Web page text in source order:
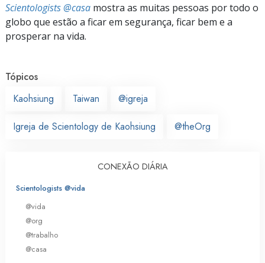
Scientologists @casa mostra as muitas pessoas por todo o
globo que estão a ficar em segurança, ficar bem e a
prosperar na vida.
Tópicos
Kaohsiung
Taiwan @igreja
Igreja de Scientology de Kaohsiung @theOrg
CONEXÃO DIÁRIA
Scientologists @vida
@vida
@org
@trabalho
@casa